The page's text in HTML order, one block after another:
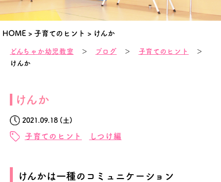
HOME > 子育てのヒント > けんか
どんちゃか幼児教室 ＞ ブログ ＞ 子育てのヒント
＞
けんか
けんか
2021.09.18 (土)
子育てのヒント しつけ編
けんかは一種のコミュニケーション